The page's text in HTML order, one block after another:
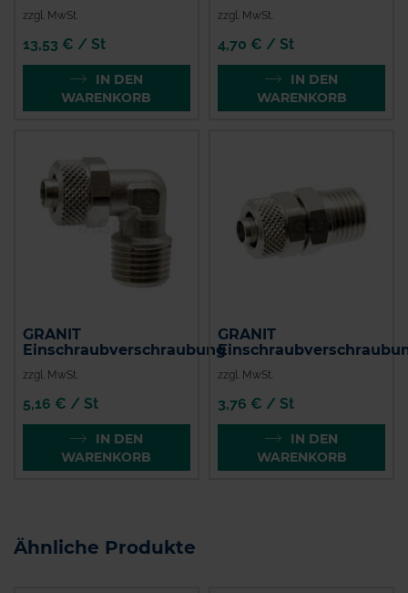
zzgl. MwSt.
13,53 € / St
IN DEN
WARENKORB
zzgl. MwSt.
4,70 € / St
IN DEN
WARENKORB
GRANIT
Einschraubverschraubung
zzgl. MwSt.
5,16 € / St
IN DEN
WARENKORB
GRANIT
zzgl. MwSt.
3,76 € / St
IN DEN
WARENKORB
Ähnliche Produkte